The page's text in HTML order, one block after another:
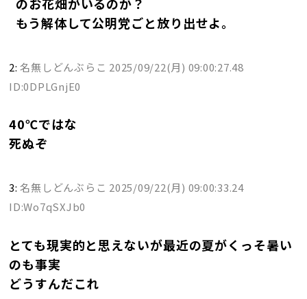
もう解体して公明党ごと放り出せよ。
2:名無しどんぶらこ 2025/09/22(月) 09:00:27.48
ID:0DPLGnjE0
40℃ではな
死ぬぞ
3:名無しどんぶらこ 2025/09/22(月) 09:00:33.24
ID:Wo7qSXJb0
とても現実的と思えないが最近の夏がくっそ暑い
のも事実
どうすんだこれ